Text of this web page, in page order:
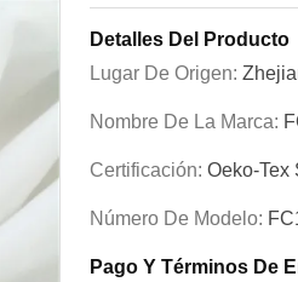
Detalles Del Producto
Lugar De Origen:
Nombre De La Marca:
Certificación: Oeko-Tex
Número De Modelo:
Pago Y Términos De